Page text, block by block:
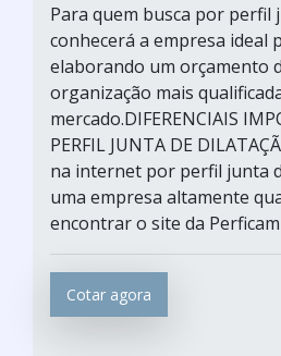
Para quem busca por perfil
conhecerá a empresa ideal
elaborando um orçamento
organização mais
mercado.DIFERENCIAIS
PERFIL JUNTA DE
na internet por perfil junta
uma empresa altamente
encontrar o site da
Cotar agora